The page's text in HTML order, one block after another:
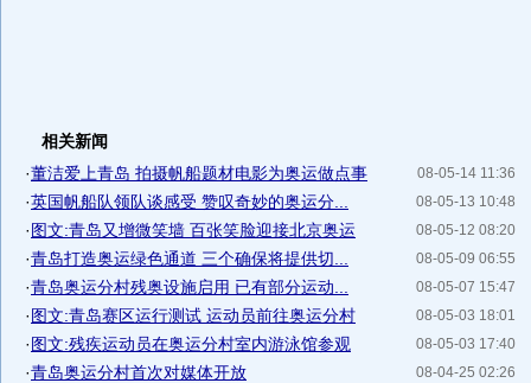
相关新闻
08-05-14 11:36
·董洁爱上青岛 拍摄帆船题材电影为奥运做点事
08-05-13 10:48
·英国帆船队领队谈感受 赞叹奇妙的奥运分...
08-05-12 08:20
·图文:青岛又增微笑墙 百张笑脸迎接北京奥运
08-05-09 06:55
·青岛打造奥运绿色通道 三个确保将提供切...
08-05-07 15:47
·青岛奥运分村残奥设施启用 已有部分运动...
08-05-03 18:01
·图文:青岛赛区运行测试 运动员前往奥运分村
08-05-03 17:40
·图文:残疾运动员在奥运分村室内游泳馆参观
08-04-25 02:26
·青岛奥运分村首次对媒体开放